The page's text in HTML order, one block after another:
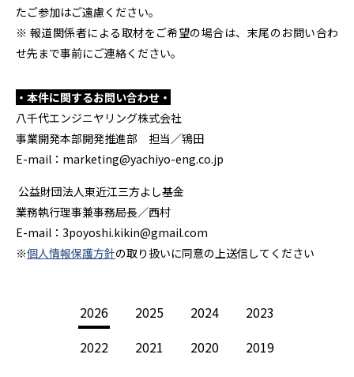
たご参加はご遠慮ください。
※ 報道関係者による取材をご希望の場合は、末尾のお問い合わ
せ先まで事前にご連絡ください。
・本件に関するお問い合わせ・
八千代エンジニヤリング株式会社
事業開発本部開発推進部 担当／鴇田
E-mail：marketing@yachiyo-eng.co.jp
公益財団法人東近江三方よし基金
業務執行理事兼事務局長／西村
E-mail：3poyoshi.kikin@gmail.com
※個人情報保護方針の取り扱いに同意の上送信してください
2026 2025 2024
2023
2022
2021 2020
2019